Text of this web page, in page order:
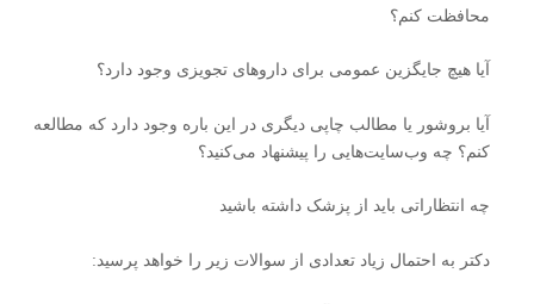
محافظت کنم؟
آیا هیچ جایگزین عمومی برای داروهای تجویزی وجود دارد؟
آیا بروشور یا مطالب چاپی دیگری در این باره وجود دارد که مطالعه
کنم؟ چه وب‌سایت‌هایی را پیشنهاد می‌کنید؟
چه انتظاراتی باید از پزشک داشته باشید
دکتر به احتمال زیاد تعدادی از سوالات زیر را خواهد پرسید: